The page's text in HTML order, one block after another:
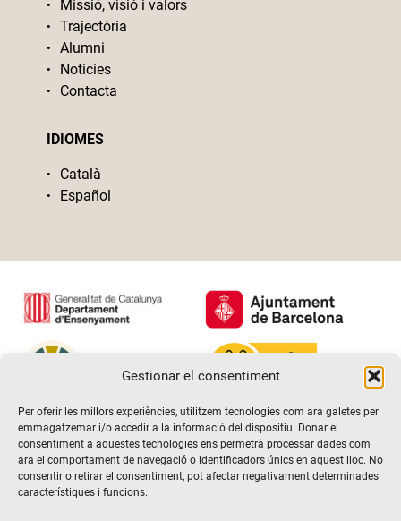
Gestionar el consentiment
Per oferir les millors experiències, utilitzem tecnologies com ara galetes per
emmagatzemar i/o accedir a la informació del dispositiu. Donar el
consentiment a aquestes tecnologies ens permetrà processar dades com
ara el comportament de navegació o identificadors únics en aquest lloc. No
consentir o retirar el consentiment, pot afectar negativament determinades
característiques i funcions.
Missió, visió i valors
Trajectòria
Alumni
Noticies
Contacta
IDIOMES
Català
Español